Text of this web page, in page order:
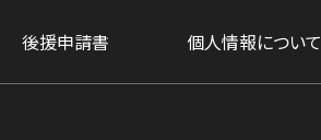
後援申請書 個人情報について